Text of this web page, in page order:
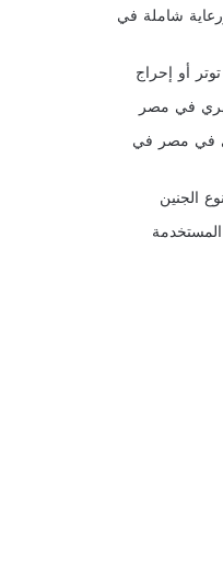
شاملة في
أو إحراج
في مصر
في مصر في
الجنين